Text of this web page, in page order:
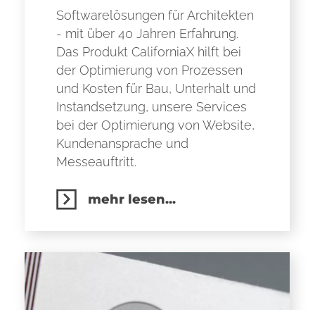
Softwarelösungen für Architekten
- mit über 40 Jahren Erfahrung.
Das Produkt CaliforniaX hilft bei
der Optimierung von Prozessen
und Kosten für Bau, Unterhalt und
Instandsetzung, unsere Services
bei der Optimierung von Website,
Kundenansprache und
Messeauftritt.
mehr lesen...